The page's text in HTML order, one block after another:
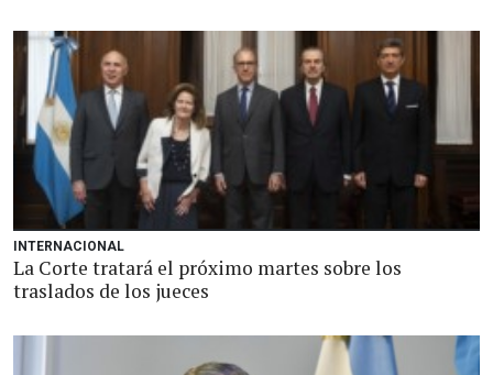
INTERNACIONAL
La Corte tratará el próximo martes sobre los
traslados de los jueces